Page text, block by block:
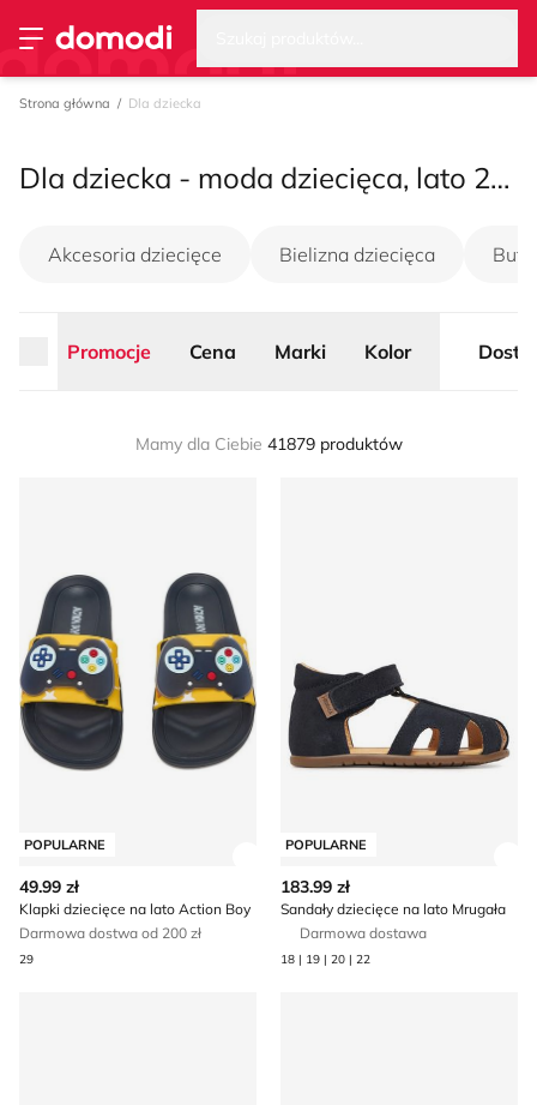
Przełącz menu
Strona główna
Strona główna Dla dziecka
Dla dziecka - moda dziecięca, lato 2026
Akcesoria dziecięce Bielizna dziecięca
Promocje Cena Marki Kolor
Mamy dla Ciebie 41879 produktów
Promocje
POPULARNE
49.99 zł
Klapki dziecięce na lato Action Boy
Darmowa dostwa od 200 zł
29
POPULARNE
183.99 zł
Sandały dziecięce na lato Mrugała
Darmowa dostawa
18 | 19 | 20 | 22